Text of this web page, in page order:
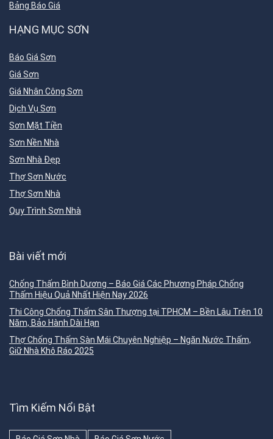
Bảng Báo Giá
HẠNG MỤC SƠN
Báo Giá Sơn
Giá Sơn
Giá Nhân Công Sơn
Dịch Vụ Sơn
Sơn Mặt Tiền
Sơn Nền Nhà
Sơn Nhà Đẹp
Thợ Sơn Nước
Thợ Sơn Nhà
Quy Trình Sơn Nhà
Bài viết mới
Chống Thấm Bình Dương – Báo Giá Các Phương Pháp Chống
Thấm Hiệu Quả Nhất Hiện Nay 2026
Thi Công Chống Thấm Sân Thượng tại TPHCM – Bền Lâu Trên 10
Năm, Bảo Hành Dài Hạn
Thợ Chống Thấm Sàn Mái Chuyên Nghiệp – Ngăn Nước Thấm,
Giữ Nhà Khô Ráo 2025
Tìm Kiếm Nổi Bật